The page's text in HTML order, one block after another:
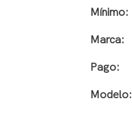
Mínimo:
Marca:
Pago:
Modelo: